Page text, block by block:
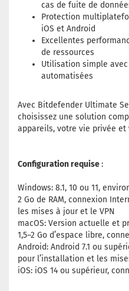
cas de fuite de
Protection
iOS et Android
Excellentes
de ressources
Utilisation simple
automatisées
Avec Bitdefender Ultimate
choisissez une solution
appareils, votre vie privée
Configuration requise:
Windows: 8.1, 10 ou 11,
2 Go de RAM, connexion
les mises à jour et le VPN
macOS: Version actuelle et
1,5–2 Go d’espace libre,
Android: Android 7.1 ou
pour l’installation et les
iOS: iOS 14 ou supérieur,